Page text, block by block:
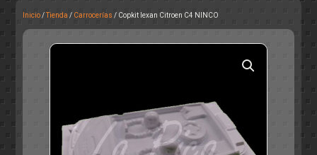
RALLY
Inicio/Tienda / Carrocerías / Copkit lexan Citroen C4 NINCO